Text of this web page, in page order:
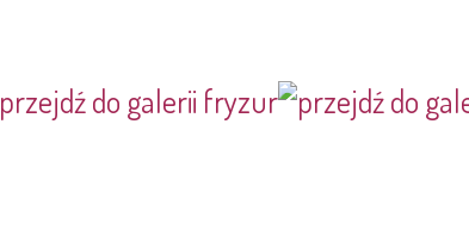
przejdź do galerii fryzur